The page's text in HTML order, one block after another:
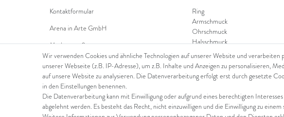
Kontaktformular
Arena in Arte GmbH
Marktgasse 2,
8600 Dübendorf
Tel: +41 44 821 60 40
E-Mail:info@goldschmiede-arena.com
Ring
Armschmuck
Ohrschmuck
Halsschmuck
Wir verwenden Cookies und ähnliche Technologien auf unserer Website und
unserer Webseite (z.B. IP-Adresse), um z.B. Inhalte und Anzeigen zu personalisieren,
auf unsere Website zu analysieren. Die Datenverarbeitung erfolgt erst durch gesetzte
in den Einstellungen benennen.
Die Datenverarbeitung kann mit Einwilligung oder aufgrund eines berechtigten
abgelehnt werden. Es besteht das Recht, nicht einzuwilligen und die Einwilligung zu